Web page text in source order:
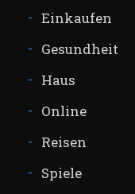
Einkaufen
Gesundheit
Haus
Online
Reisen
Spiele